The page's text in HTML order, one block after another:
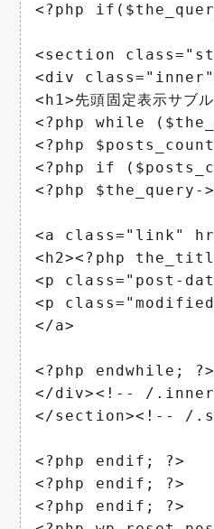
<?php
<section
<div
<h1>先頭固定表示サブ
<?php while
<?php
<?php if
<?php
<a class="link"
<h2><?php
<p class="post-
<p
</a>
<?php endwhile; ?>
</div><!-- /
</section><!-- /
<?php endif; ?>
<?php endif; ?>
<?php endif; ?>